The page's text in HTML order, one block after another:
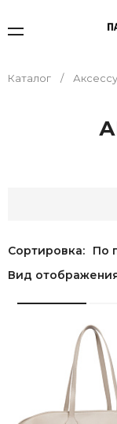
Каталог
Сортировка:
По
Вид